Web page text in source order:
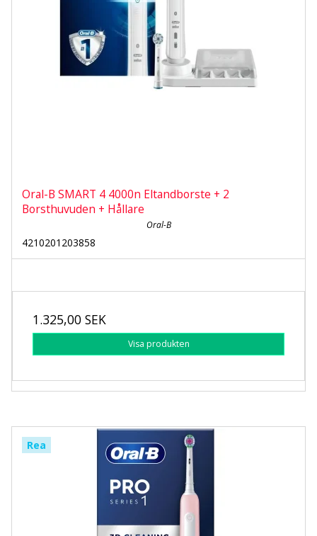
Oral-B SMART 4 4000n Eltandborste + 2
Borsthuvuden + Hållare
Oral-B
4210201203858
1.325,00 SEK
Visa produkten
Rea